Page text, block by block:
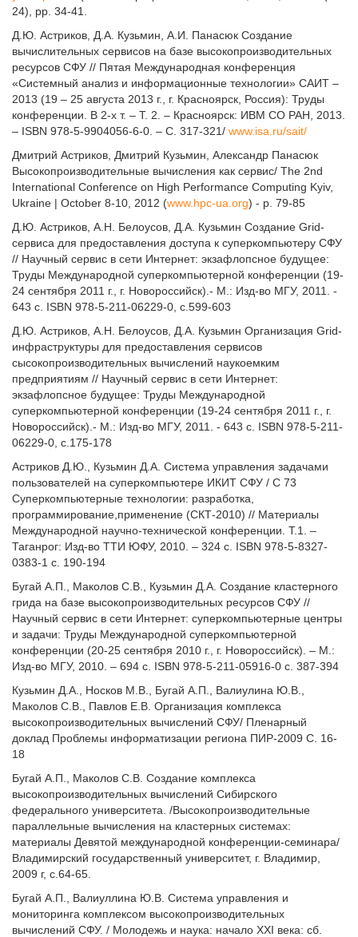
24), pp. 34-41.
Д.Ю. Астриков, Д.А. Кузьмин, А.И. Панасюк Создание
вычислительных сервисов на базе высокопроизводительных
ресурсов СФУ // Пятая Международная конференция
«Системный анализ и информационные технологии» САИТ –
2013 (19 – 25 августа 2013 г., г. Красноярск, Россия): Труды
конференции. В 2-х т. – Т. 2. – Красноярск: ИВМ СО РАН, 2013.
– ISBN 978-5-9904056-6-0. – С. 317-321/ www.isa.ru/sait/
Дмитрий Астриков, Дмитрий Кузьмин, Александр Панасюк
Высокопроизводительные вычисления как сервис/ The 2nd
International Conference on High Performance Computing Kyiv,
Ukraine | October 8-10, 2012 (www.hpc-ua.org) - p. 79-85
Д.Ю. Астриков, А.Н. Белоусов, Д.А. Кузьмин Создание Grid-
сервиса для предоставления доступа к суперкомпьютеру СФУ
// Научный сервис в сети Интернет: экзафлопсное будущее:
Труды Международной суперкомпьютерной конференции (19-
24 сентября 2011 г., г. Новороссийск).- М.: Изд-во МГУ, 2011. -
643 с. ISBN 978-5-211-06229-0, с.599-603
Д.Ю. Астриков, А.Н. Белоусов, Д.А. Кузьмин Организация Grid-
инфраструктуры для предоставления сервисов
сысокопроизводительных вычислений наукоемким
предприятиям // Научный сервис в сети Интернет:
экзафлопсное будущее: Труды Международной
суперкомпьютерной конференции (19-24 сентября 2011 г., г.
Новороссийск).- М.: Изд-во МГУ, 2011. - 643 с. ISBN 978-5-211-
06229-0, с.175-178
Астриков Д.Ю., Кузьмин Д.А. Система управления задачами
пользователей на суперкомпьютере ИКИТ СФУ / С 73
Суперкомпьютерные технологии: разработка,
программирование,применение (СКТ-2010) // Материалы
Международной научно-технической конференции. Т.1. –
Таганрог: Изд-во ТТИ ЮФУ, 2010. – 324 с. ISBN 978-5-8327-
0383-1 c. 190-194
Бугай А.П., Маколов С.В., Кузьмин Д.А. Создание кластерного
грида на базе высокопроизводительных ресурсов СФУ //
Научный сервис в сети Интернет: суперкомпьютерные центры
и задачи: Труды Международной суперкомпьютерной
конференции (20-25 сентября 2010 г., г. Новороссийск). – М.:
Изд-во МГУ, 2010. – 694 с. ISBN 978-5-211-05916-0 c. 387-394
Кузьмин Д.А., Носков М.В., Бугай А.П., Валиулина Ю.В.,
Маколов С.В., Павлов Е.В. Организация комплекса
высокопроизводительных вычислений СФУ/ Пленарный
доклад Проблемы информатизации региона ПИР-2009 С. 16-
18
Бугай А.П., Маколов С.В. Создание комплекса
высокопроизводительных вычислений Сибирского
федерального университета. /Высокопроизводительные
параллельные вычисления на кластерных системах:
материалы Девятой международной конференции-семинара/
Владимирский государственный университет, г. Владимир,
2009 г, с.64-65.
Бугай А.П., Валиуллина Ю.В. Система управления и
мониторинга комплексом высокопроизводительных
вычислений СФУ. / Молодежь и наука: начало XXI века: сб.